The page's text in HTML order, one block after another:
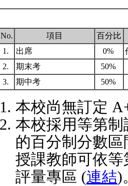
No. 項目
百分比
1.
出席 0%
2.
期末考
50%
3.
期中考 50%
本校尚無訂定
本校採用等第
的百分制分數
授課教師可依
評量專區 (連結)